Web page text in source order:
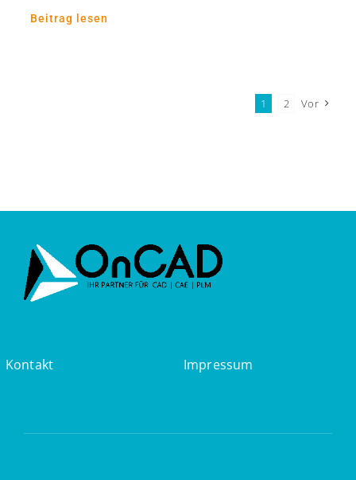
Beitrag lesen
1 2 Vor
Kontakt Impressum